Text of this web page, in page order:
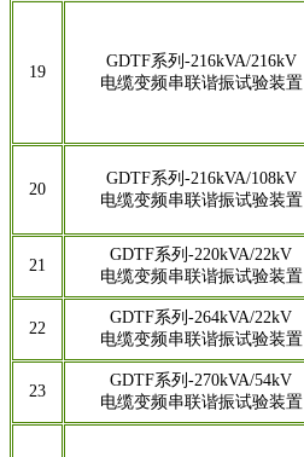
19
GDTF系列-216kVA/216kV
电缆变频串联谐振试验装置
20
GDTF系列-216kVA/108kV
电缆变频串联谐振试验装置
21
GDTF系列-220kVA/22kV
电缆变频串联谐振试验装置
22
GDTF系列-264kVA/22kV
电缆变频串联谐振试验装置
23
GDTF系列-270kVA/54kV
电缆变频串联谐振试验装置